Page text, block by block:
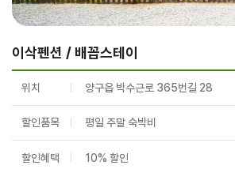
이삭펜션 / 배꼽스테이
위치 양구읍 박수근로 365번길 28
할인품목 평일 주말 숙박비
할인혜택 10% 할인